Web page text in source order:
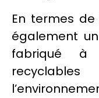
En termes de
également
fabriqué à